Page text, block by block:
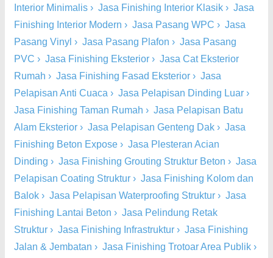
Interior Minimalis › Jasa Finishing Interior Klasik › Jasa
Finishing Interior Modern › Jasa Pasang WPC › Jasa
Pasang Vinyl › Jasa Pasang Plafon › Jasa Pasang
PVC › Jasa Finishing Eksterior › Jasa Cat Eksterior
Rumah › Jasa Finishing Fasad Eksterior › Jasa
Pelapisan Anti Cuaca › Jasa Pelapisan Dinding Luar ›
Jasa Finishing Taman Rumah › Jasa Pelapisan Batu
Alam Eksterior › Jasa Pelapisan Genteng Dak › Jasa
Finishing Beton Expose › Jasa Plesteran Acian
Dinding › Jasa Finishing Grouting Struktur Beton › Jasa
Pelapisan Coating Struktur › Jasa Finishing Kolom dan
Balok › Jasa Pelapisan Waterproofing Struktur › Jasa
Finishing Lantai Beton › Jasa Pelindung Retak
Struktur › Jasa Finishing Infrastruktur › Jasa Finishing
Jalan & Jembatan › Jasa Finishing Trotoar Area Publik ›